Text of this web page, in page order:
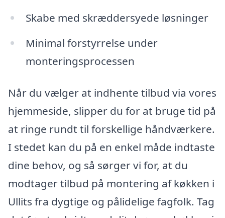
Skabe med skræddersyede løsninger
Minimal forstyrrelse under
monteringsprocessen
Når du vælger at indhente tilbud via vores
hjemmeside, slipper du for at bruge tid på
at ringe rundt til forskellige håndværkere.
I stedet kan du på en enkel måde indtaste
dine behov, og så sørger vi for, at du
modtager tilbud på montering af køkken i
Ullits fra dygtige og pålidelige fagfolk. Tag